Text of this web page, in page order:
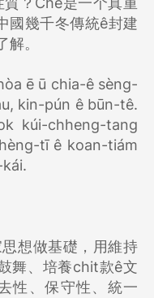
國幾千冬傳統ê封建
。
ē ū chia-ê sèng-
kin-pún ê būn-tê.
kúi-chheng-tang
tī ê koan-tiám
想做基礎，用維持
舞、培養chit款ê文
性、保守性、統一